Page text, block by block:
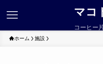
マコ
コーヒー
ホーム 施設